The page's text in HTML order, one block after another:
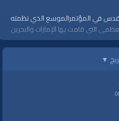
في المؤتمرالموسع الذي نظمته
التي قامت بها الإمارات والبحرين
▼